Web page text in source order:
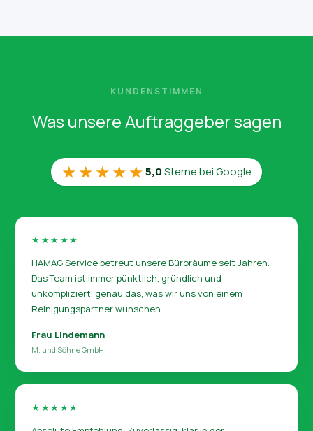
KUNDENSTIMMEN
Was unsere Auftraggeber sagen
★★★★★5,0Sterne bei Google
★★★★★
HAMAG Service betreut unsere Büroräume seit Jahren.
Das Team ist immer pünktlich, gründlich und
unkompliziert, genau das, was wir uns von einem
Reinigungspartner wünschen.
Frau Lindemann
M. und Söhne GmbH
★★★★★